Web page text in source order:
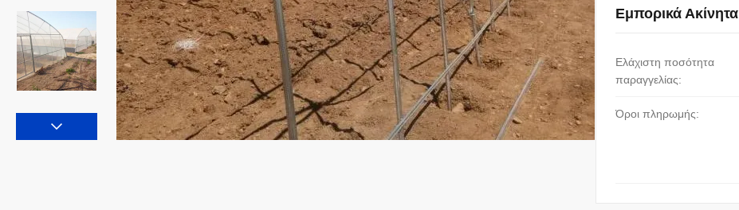
Εμπορικά Ακίνητα
Ελάχιστη ποσότητα
παραγγελίας:
Όροι πληρωμής: